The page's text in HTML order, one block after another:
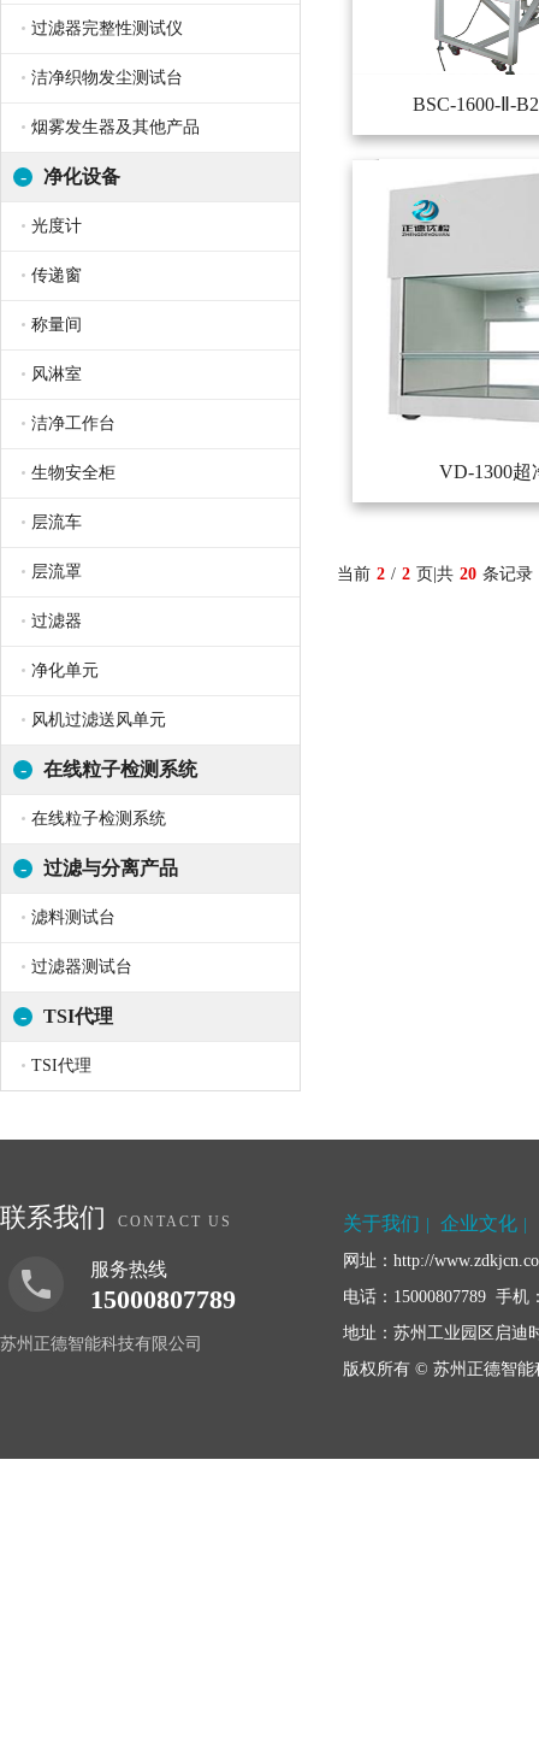
BSC-1600-Ⅱ-
VD-1300超
当前 2 / 2 页|共 20 条记录
过滤器完整性测试仪
洁净织物发尘测试台
烟雾发生器及其他产品
- 净化设备
光度计
传递窗
称量间
风淋室
洁净工作台
生物安全柜
层流车
层流罩
过滤器
净化单元
风机过滤送风单元
- 在线粒子检测系统
在线粒子检测系统
- 过滤与分离产品
滤料测试台
过滤器测试台
- TSI代理
TSI代理
联系我们 CONTACT US
服务热线
15000807789
苏州正德智能科技有限公司
关于我们 企业文化
网址：http://
电话：15000807789 手机
地址：苏州工业园区启迪
版权所有 © 苏州正德智能